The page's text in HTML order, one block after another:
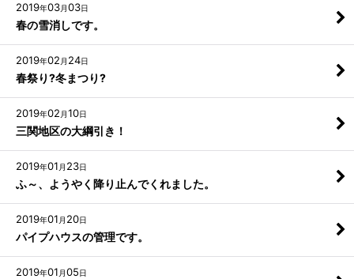
2019年03月03日
春の雪消しです。
2019年02 月 24日
春祭り?冬まつり?
2019年02 月10日
三関地区の大綱引き！
2019年01 月 23日
ふ～、ようやく降り止んでくれました。
2019年01 月 20日
パイプハウスの管理です。
2019年01 月05日